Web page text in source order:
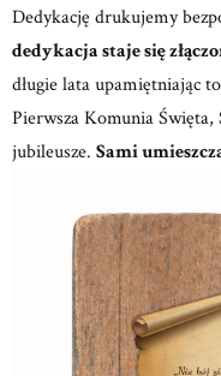
Dedykację drukujemy
dedykacja staje się
długie lata upamiętniając
Pierwsza Komunia
jubileusze. Sami